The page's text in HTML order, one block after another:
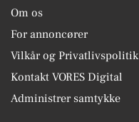
Om os
For annoncører
Vilkår og Privatlivspolitik
Kontakt VORES Digital
Administrer samtykke